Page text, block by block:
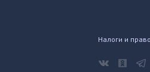
Налоги и